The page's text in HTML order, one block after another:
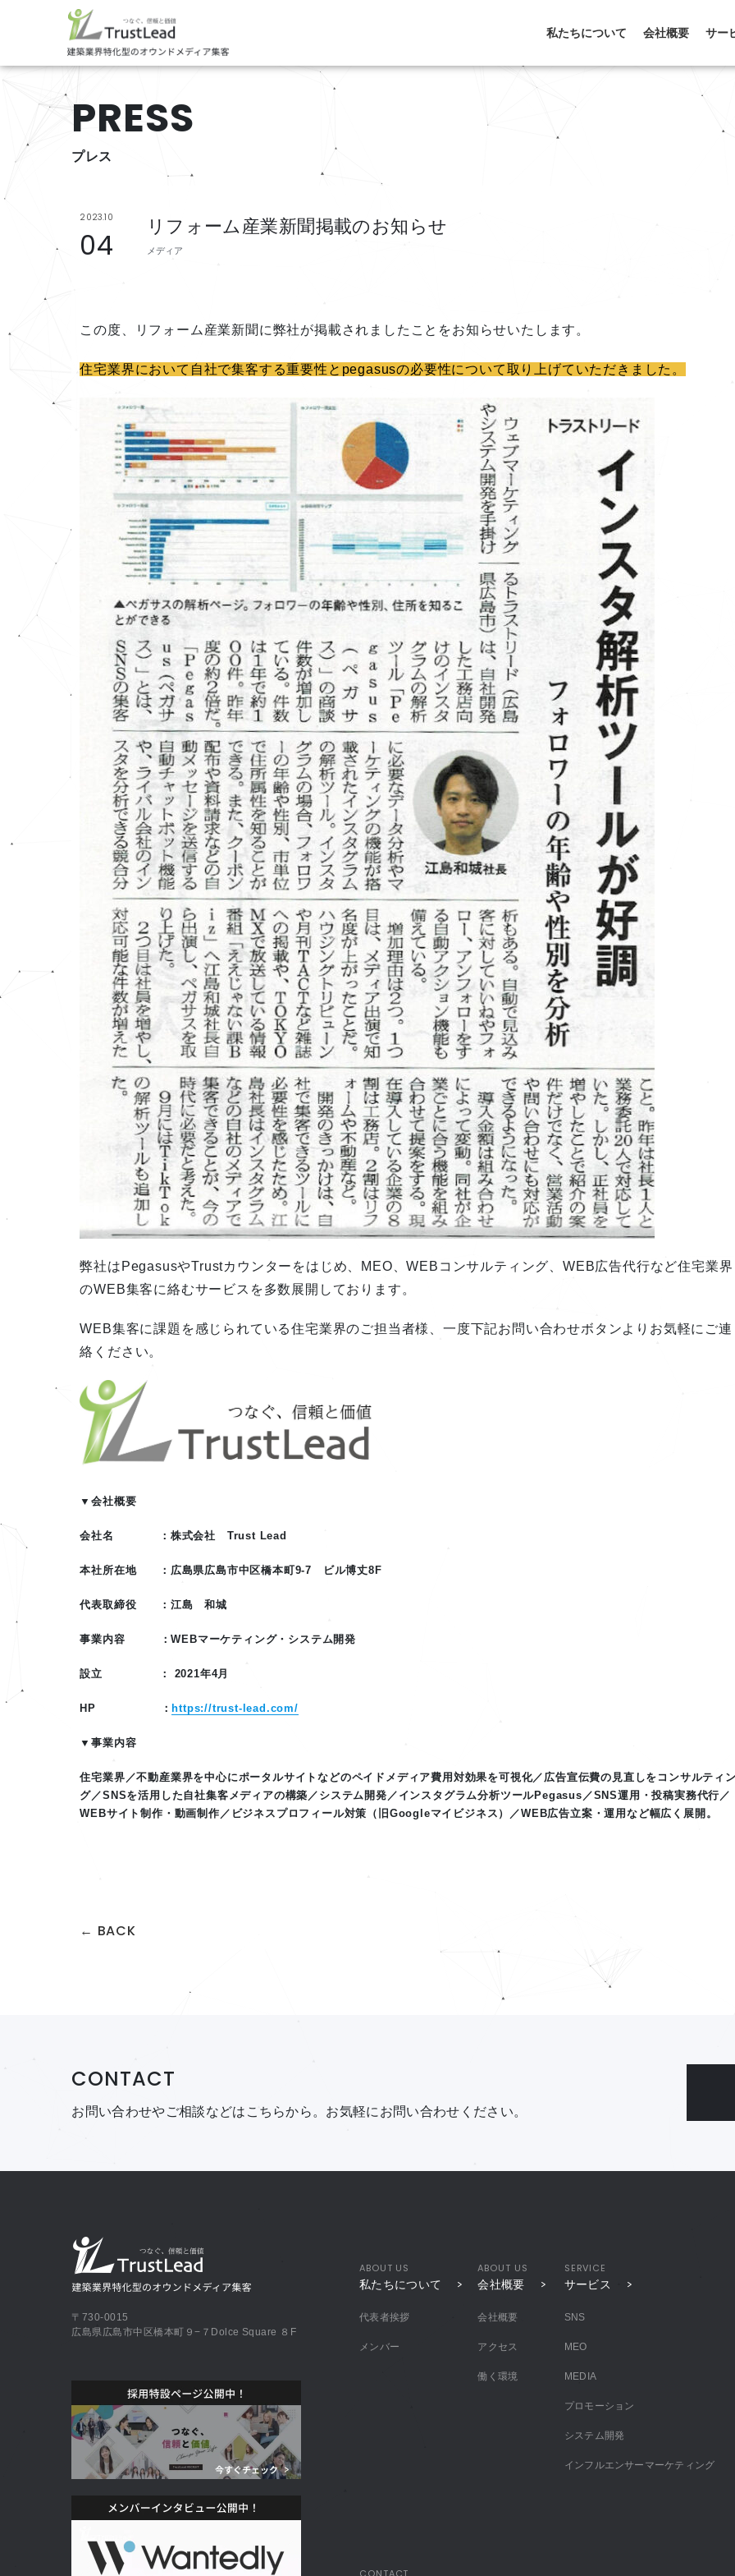
私たちについて 会社概要 サー
PRESS
プレス
2023.10
04
リフォーム産業新聞掲載のお知らせ
メディア
この度、リフォーム産業新聞に弊社が掲載されましたことをお知らせいたします。
住宅業界において自社で集客する重要性とpegasusの必要性について取り上げていただきました。
弊社はPegasusやTrustカウンターをはじめ、MEO、WEBコンサルティング、WEB広告代行など住宅業界
のWEB集客に絡むサービスを多数展開しております。
WEB集客に課題を感じられている住宅業界のご担当者様、一度下記お問い合わせボタンよりお気軽にご連
絡ください。
▼会社概要
会社名 ：株式会社 Trust Lead
本社所在地 ：広島県広島市中区橋本町9-7 ビル博丈8F
代表取締役 ：江島 和城
事業内容 ：WEBマーケティング・システム開発
設立 ： 2021年4月
HP ： https://trust-lead.com/
▼事業内容
住宅業界／不動産業界を中心にポータルサイトなどのペイドメディア費用対効果を可視化／広告宣伝費の見直しをコンサルティ
グ／SNSを活用した自社集客メディアの構築／システム開発／インスタグラム分析ツールPegasus／SNS運用・投稿実務代行／
WEBサイト制作・動画制作／ビジネスプロフィール対策（旧Googleマイビジネス）／WEB広告立案・運用など幅広く展開。
← BACK
CONTACT
お問い合わせやご相談などはこちらから。 お気軽にお問い合わせください。
〒730-0015
広島県広島市中区橋本町９−７Dolce Square ８F
ABOUT US
私たちについて
代表者挨拶
メンバー
ABOUT US
会社概要
会社概要
アクセス
働く環境
SERVICE
サービス
SNS
MEO
MEDIA
プロモーション
システム開発
インフルエンサーマーケティング